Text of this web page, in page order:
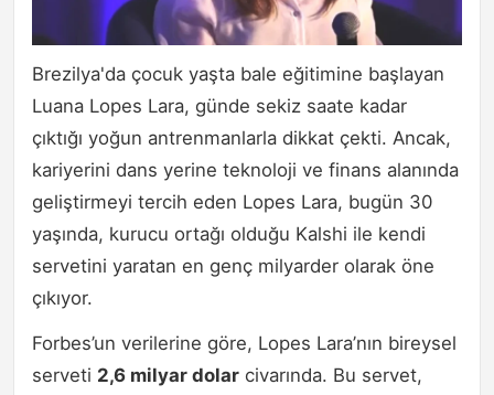
Brezilya'da çocuk yaşta bale eğitimine başlayan
Luana Lopes Lara, günde sekiz saate kadar
çıktığı yoğun antrenmanlarla dikkat çekti. Ancak,
kariyerini dans yerine teknoloji ve finans alanında
geliştirmeyi tercih eden Lopes Lara, bugün 30
yaşında, kurucu ortağı olduğu Kalshi ile kendi
servetini yaratan en genç milyarder olarak öne
çıkıyor.
Forbes’un verilerine göre, Lopes Lara’nın bireysel
serveti 2,6 milyar dolar civarında. Bu servet,